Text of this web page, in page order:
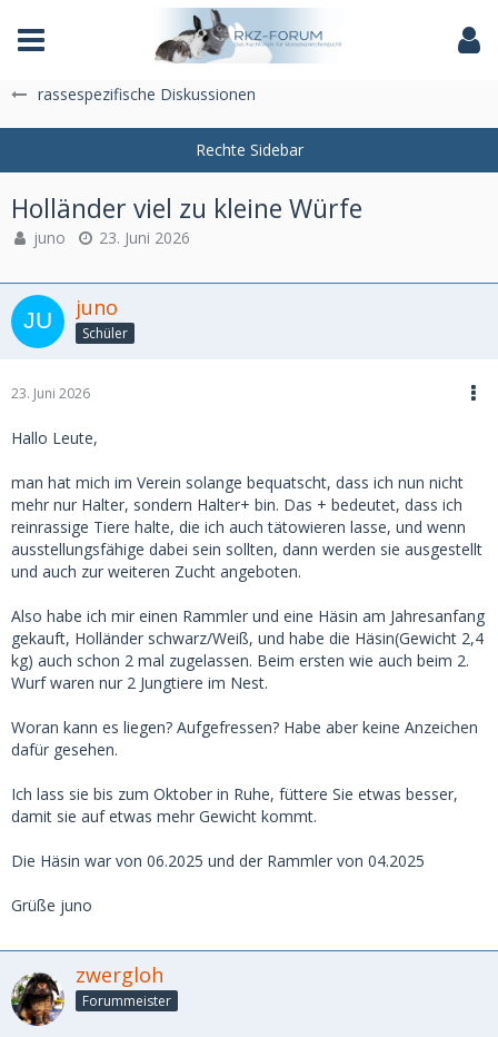
Das Fachforum der Rassekaninchenzucht
rassespezifische Diskussionen
Holländer viel zu kleine Würfe
juno 23. Juni 2026
juno
Schüler
23. Juni 2026
Hallo Leute,
man hat mich im Verein solange bequatscht, dass ich nun nicht
mehr nur Halter, sondern Halter+ bin. Das + bedeutet, dass ich
reinrassige Tiere halte, die ich auch tätowieren lasse, und wenn
ausstellungsfähige dabei sein sollten, dann werden sie ausgestellt
und auch zur weiteren Zucht angeboten.
Also habe ich mir einen Rammler und eine Häsin am Jahresanfang
gekauft, Holländer schwarz/Weiß, und habe die Häsin(Gewicht 2,4
kg) auch schon 2 mal zugelassen. Beim ersten wie auch beim 2.
Wurf waren nur 2 Jungtiere im Nest.
Woran kann es liegen? Aufgefressen? Habe aber keine Anzeichen
dafür gesehen.
Ich lass sie bis zum Oktober in Ruhe, füttere Sie etwas besser,
damit sie auf etwas mehr Gewicht kommt.
Die Häsin war von 06.2025 und der Rammler von 04.2025
Grüße juno
zwergloh
Forummeister